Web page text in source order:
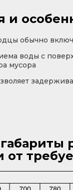
обычно
воды с
мусора
и
от